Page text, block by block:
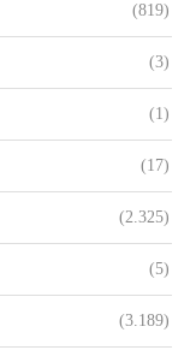
(819)
(3)
(1)
(17)
(2.325)
(5)
(3.189)